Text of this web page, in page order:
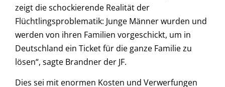
zeigt die schockierende Realität der
Flüchtlingsproblematik: Junge Männer wurden und
werden von ihren Familien vorgeschickt, um in
Deutschland ein Ticket für die ganze Familie zu
lösen“, sagte Brandner der JF.
Dies sei mit enormen Kosten und Verwerfungen